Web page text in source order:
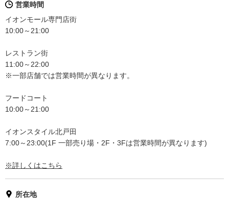
営業時間
イオンモール専門店街
10:00～21:00
レストラン街
11:00～22:00
※一部店舗では営業時間が異なります。
フードコート
10:00～21:00
イオンスタイル北戸田
7:00～23:00(1F 一部売り場・2F・3Fは営業時間が異なります)
※詳しくはこちら
所在地